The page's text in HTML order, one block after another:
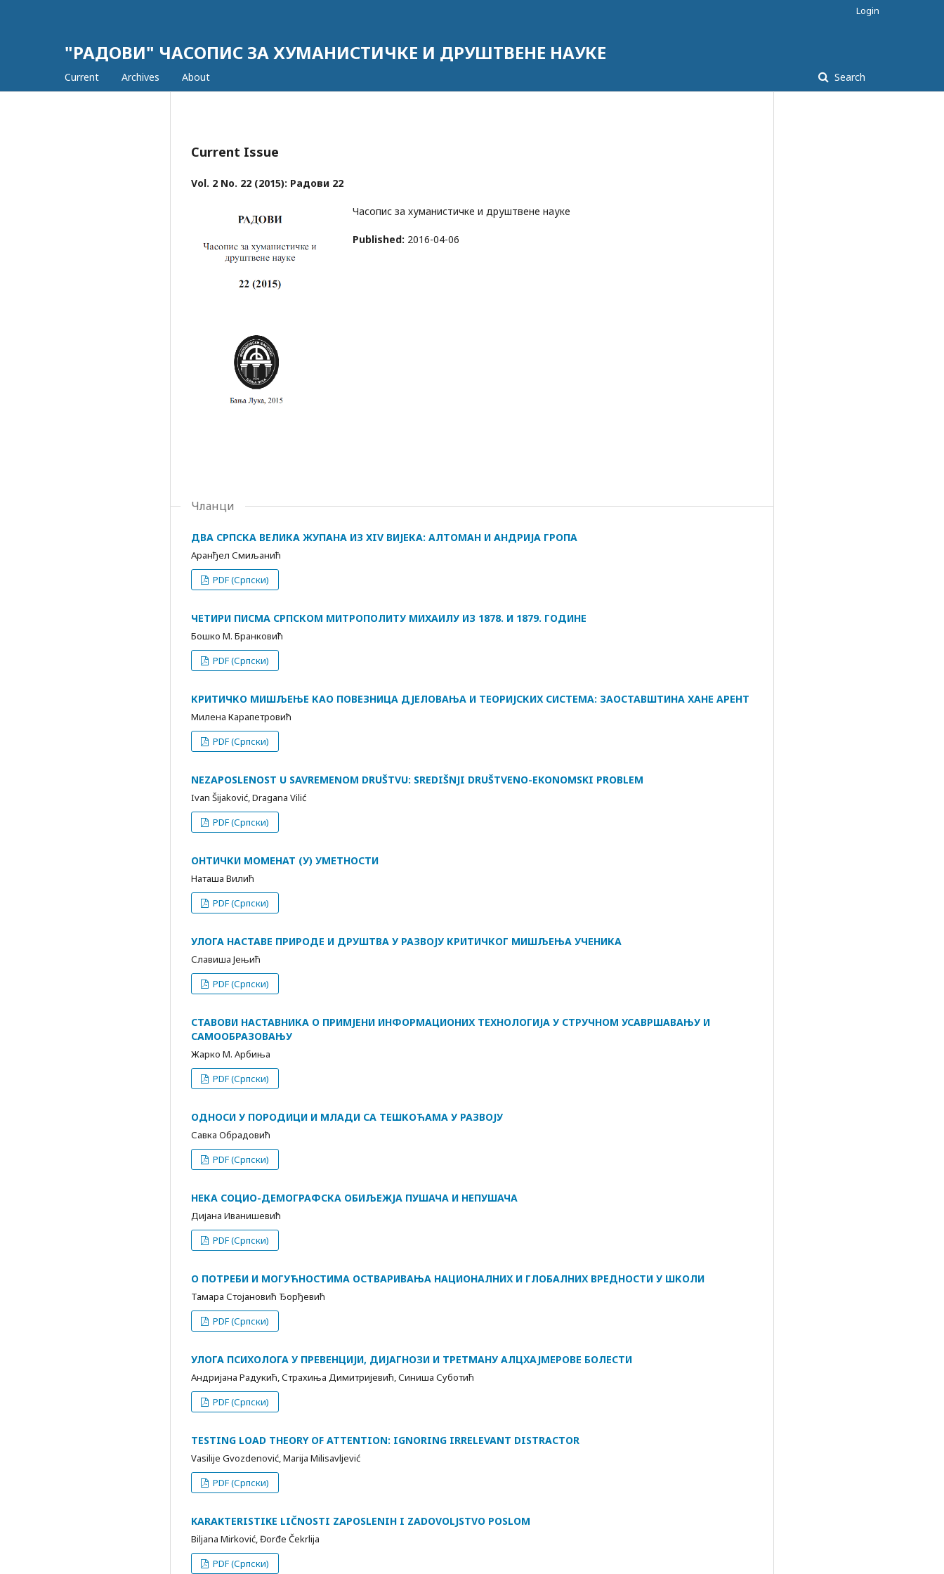
"РАДОВИ" ЧАСОПИС ЗА ХУМАНИСТИЧКЕ И ДРУШТВЕНЕ НАУКЕ
Current Archives About Search
Login
Current Issue
Vol. 2 No. 22 (2015): Радови 22
Часопис за хуманистичке и друштвене науке
Published: 2016-04-06
Чланци
ДВА СРПСКА ВЕЛИКА ЖУПАНА ИЗ XIV ВИЈЕКА: АЛТОМАН И АНДРИЈА ГРОПА
Аранђел Смиљанић
PDF (Српски)
ЧЕТИРИ ПИСМА СРПСКОМ МИТРОПОЛИТУ МИХАИЛУ ИЗ 1878. И 1879. ГОДИНЕ
Бошко М. Бранковић
PDF (Српски)
КРИТИЧКО МИШЉЕЊЕ КАО ПОВЕЗНИЦА ДЈЕЛОВАЊА И ТЕОРИЈСКИХ СИСТЕМА: ЗАОСТАВШТИНА ХАНЕ АРЕНТ
Милена Карапетровић
PDF (Српски)
NEZAPOSLENOST U SAVREMENOM DRUŠTVU: SREDIŠNJI DRUŠTVENO-EKONOMSKI PROBLEM
Ivan Šijaković, Dragana Vilić
PDF (Српски)
ОНТИЧКИ МОМЕНАТ (У) УМЕТНОСТИ
Наташа Вилић
PDF (Српски)
УЛОГА НАСТАВЕ ПРИРОДЕ И ДРУШТВА У РАЗВОЈУ КРИТИЧКОГ МИШЉЕЊА УЧЕНИКА
Славиша Јењић
PDF (Српски)
СТАВОВИ НАСТАВНИКА О ПРИМЈЕНИ ИНФОРМАЦИОНИХ ТЕХНОЛОГИЈА У СТРУЧНОМ УСАВРШАВАЊУ И
САМООБРАЗОВАЊУ
Жарко М. Арбиња
PDF (Српски)
ОДНОСИ У ПОРОДИЦИ И МЛАДИ СА ТЕШКОЋАМА У РАЗВОЈУ
Савка Oбрадовић
PDF (Српски)
НЕКА СОЦИО-ДЕМОГРАФСКА ОБИЉЕЖЈА ПУШАЧА И НЕПУШАЧА
Дијана Иванишевић
PDF (Српски)
О ПОТРЕБИ И МОГУЋНОСТИМА ОСТВАРИВАЊА НАЦИОНАЛНИХ И ГЛОБАЛНИХ ВРЕДНОСТИ У ШКОЛИ
Тамара Стојановић Ђорђевић
PDF (Српски)
УЛОГА ПСИХОЛОГА У ПРЕВЕНЦИЈИ, ДИЈАГНОЗИ И ТРЕТМАНУ АЛЦХАЈМЕРОВЕ БОЛЕСТИ
Андријана Радукић, Страхиња Димитријевић, Синиша Суботић
PDF (Српски)
TESTING LOAD THEORY OF ATTENTION: IGNORING IRRELEVANT DISTRACTOR
Vasilije Gvozdenović, Marija Milisavljević
PDF (Српски)
KARAKTERISTIKE LIČNOSTI ZAPOSLENIH I ZADOVOLJSTVO POSLOM
Biljana Mirković, Đorđe Čekrlija
PDF (Српски)